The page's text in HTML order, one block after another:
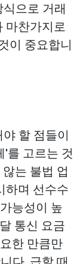
으로 거래
마찬가지로
이 중요합니
할 점들이
'를 고르는 것
는 불법 업
하며 선수수
능성이 높
통신 요금
한 만큼만